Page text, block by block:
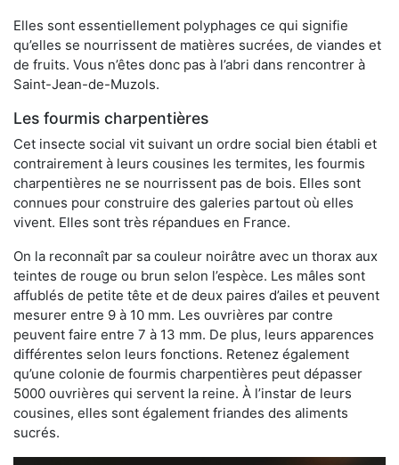
Elles sont essentiellement polyphages ce qui signifie
qu’elles se nourrissent de matières sucrées, de viandes et
de fruits. Vous n’êtes donc pas à l’abri dans rencontrer à
Saint-Jean-de-Muzols.
Les fourmis charpentières
Cet insecte social vit suivant un ordre social bien établi et
contrairement à leurs cousines les termites, les fourmis
charpentières ne se nourrissent pas de bois. Elles sont
connues pour construire des galeries partout où elles
vivent. Elles sont très répandues en France.
On la reconnaît par sa couleur noirâtre avec un thorax aux
teintes de rouge ou brun selon l’espèce. Les mâles sont
affublés de petite tête et de deux paires d’ailes et peuvent
mesurer entre 9 à 10 mm. Les ouvrières par contre
peuvent faire entre 7 à 13 mm. De plus, leurs apparences
différentes selon leurs fonctions. Retenez également
qu’une colonie de fourmis charpentières peut dépasser
5000 ouvrières qui servent la reine. À l’instar de leurs
cousines, elles sont également friandes des aliments
sucrés.